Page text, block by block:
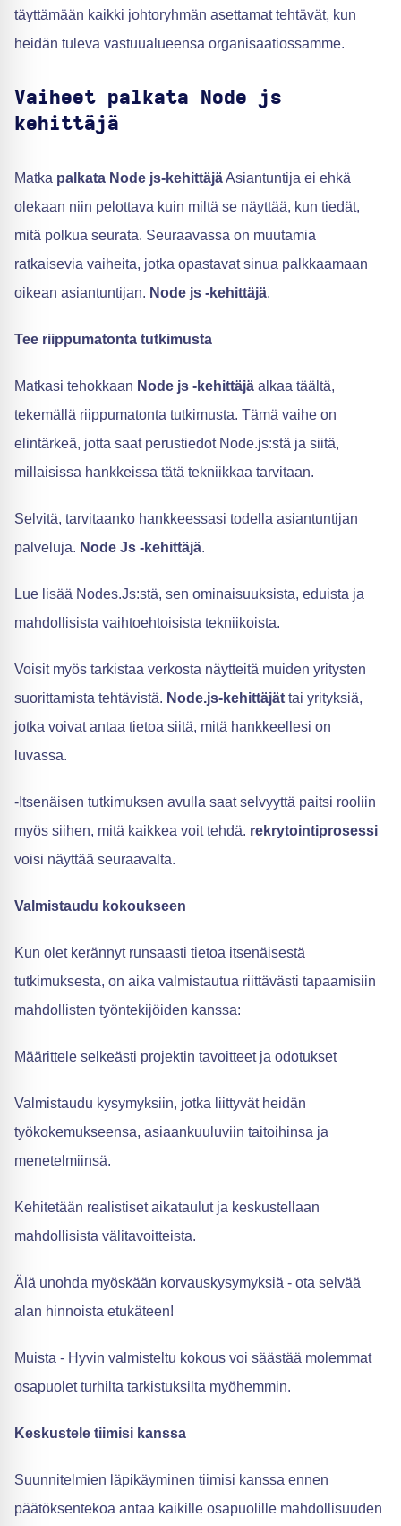
täyttämään kaikki johtoryhmän asettamat tehtävät, kun
heidän tuleva vastuualueensa organisaatiossamme.
Vaiheet palkata Node js
kehittäjä
Matka palkata Node js-kehittäjäAsiantuntija ei ehkä
olekaan niin pelottava kuin miltä se näyttää, kun tiedät,
mitä polkua seurata. Seuraavassa on muutamia
ratkaisevia vaiheita, jotka opastavat sinua palkkaamaan
oikean asiantuntijan. Node js -kehittäjä.
Tee riippumatonta tutkimusta
Matkasi tehokkaan Node js -kehittäjä alkaa täältä,
tekemällä riippumatonta tutkimusta. Tämä vaihe on
elintärkeä, jotta saat perustiedot Node.js:stä ja siitä,
millaisissa hankkeissa tätä tekniikkaa tarvitaan.
Selvitä, tarvitaanko hankkeessasi todella asiantuntijan
palveluja. Node Js -kehittäjä.
Lue lisää Nodes.Js:stä, sen ominaisuuksista, eduista ja
mahdollisista vaihtoehtoisista tekniikoista.
Voisit myös tarkistaa verkosta näytteitä muiden yritysten
suorittamista tehtävistä. Node.js-kehittäjät tai yrityksiä,
jotka voivat antaa tietoa siitä, mitä hankkeellesi on
luvassa.
-Itsenäisen tutkimuksen avulla saat selvyyttä paitsi rooliin
myös siihen, mitä kaikkea voit tehdä. rekrytointiprosessi
voisi näyttää seuraavalta.
Valmistaudu kokoukseen
Kun olet kerännyt runsaasti tietoa itsenäisestä
tutkimuksesta, on aika valmistautua riittävästi tapaamisiin
mahdollisten työntekijöiden kanssa:
Määrittele selkeästi projektin tavoitteet ja odotukset
Valmistaudu kysymyksiin, jotka liittyvät heidän
työkokemukseensa, asiaankuuluviin taitoihinsa ja
menetelmiinsä.
Kehitetään realistiset aikataulut ja keskustellaan
mahdollisista välitavoitteista.
Älä unohda myöskään korvauskysymyksiä - ota selvää
alan hinnoista etukäteen!
Muista - Hyvin valmisteltu kokous voi säästää molemmat
osapuolet turhilta tarkistuksilta myöhemmin.
Keskustele tiimisi kanssa
Suunnitelmien läpikäyminen tiimisi kanssa ennen
päätöksentekoa antaa kaikille osapuolille mahdollisuuden